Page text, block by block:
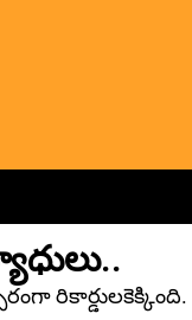
రికార్డుల‌కెక్కింది.